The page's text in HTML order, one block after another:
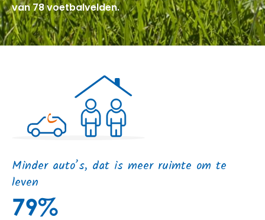
van 78 voetbalvelden.
Minder auto’s, dat is meer ruimte om te
leven
79%